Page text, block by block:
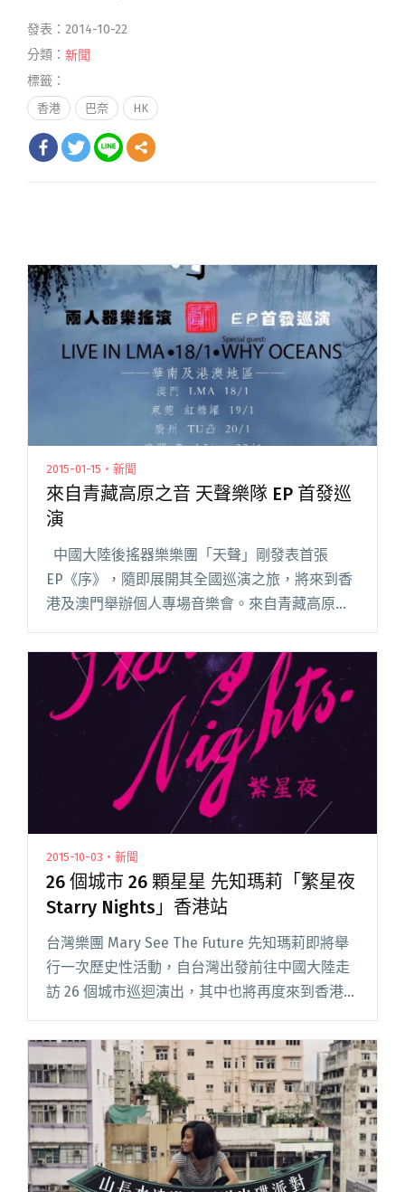
發表：2014-10-22
分類： 新聞
標籤：
香港 巴奈 HK
2015-01-15・新聞
來自青藏高原之音 天聲樂隊 EP 首發巡
演
中國大陸後搖器樂樂團「天聲」剛發表首張
EP《序》，隨即展開其全國巡演之旅，將來到香
港及澳門舉辦個人專場音樂會。來自青藏高原的
天聲，成立於2012年，樂團名字取自詩人李白
《古風，五十九首之七》一句「去影忽不見，回
風送天聲」。樂閱讀全文 "來自青藏高原之音 天
聲樂隊 EP 首發巡演"
2015-10-03・新聞
26 個城市 26 顆星星 先知瑪莉「繁星夜
Starry Nights」香港站
台灣樂團 Mary See The Future 先知瑪莉即將舉
行一次歷史性活動，自台灣出發前往中國大陸走
訪 26 個城市巡迴演出，其中也將再度來到香港。
情有獨鍾，已經多次來港舉行專場演出，累積了
不閱讀全文 "26 個城市 26 顆星星 先知瑪莉「繁
星夜 Starry Nights」香港站"